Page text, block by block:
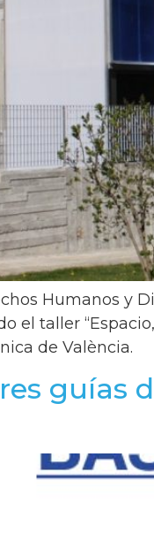
Humanos y
el taller
de València.
guías